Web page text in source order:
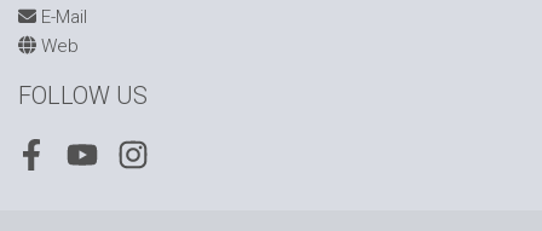
E-Mail
Web
FOLLOW US
FacebookYoutubeInstagram